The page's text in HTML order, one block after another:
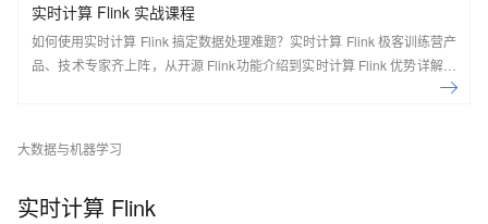
实时计算 Flink 实战课程
如何使用实时计算 Flink 搞定数据处理难题？实时计算 Flink 极客训练营产
品、技术专家齐上阵，从开源 Flink功能介绍到实时计算 Flink 优势详解，
现场实操，5天即可上手！ 欢迎开通实时计算 Flink 版：
的会议，通过参会不仅可以了解到 Flink 社区的最新动态和发展计划，还
者和使用者不可错过的盛会。 去年经过品牌升级后的 Flink Forward Asia
大数据与机器学习
实时计算 Flink